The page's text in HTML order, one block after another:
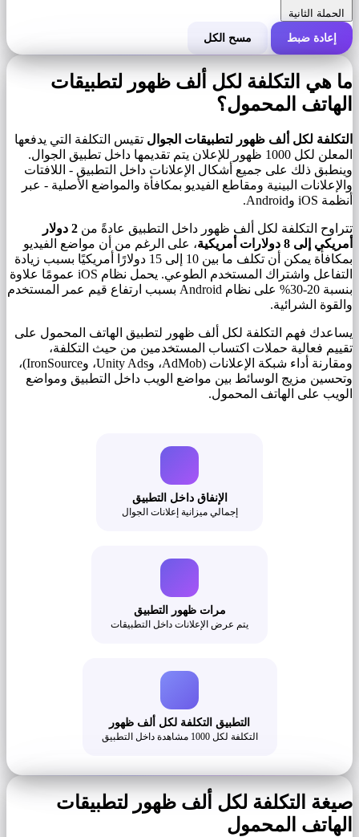
الحملة الثانية
التكلفة الإجمالية للحملة
التكلفة لكل 1000 ظهور (CPM)
عدد مرات الظهور
إعادة ضبط مسح الكل
ما هي التكلفة لكل ألف ظهور لتطبيقات
الهاتف المحمول؟
التكلفة لكل ألف ظهور لتطبيقات الجوال تقيس التكلفة التي يدفعها
المعلن لكل 1000 ظهور للإعلان يتم تقديمها داخل تطبيق الجوال.
وينطبق ذلك على جميع أشكال الإعلانات داخل التطبيق - اللافتات
والإعلانات البينية ومقاطع الفيديو بمكافأة والمواضع الأصلية - عبر
أنظمة iOS وAndroid.
تتراوح التكلفة لكل ألف ظهور داخل التطبيق عادةً من
2 دولار
أمريكي إلى 8 دولارات أمريكية
، على الرغم من أن مواضع الفيديو
بمكافأة يمكن أن تكلف ما بين 10 إلى 15 دولارًا أمريكيًا بسبب زيادة
التفاعل واشتراك المستخدم الطوعي. يحمل نظام iOS عمومًا علاوة
بنسبة 20-30% على نظام Android بسبب ارتفاع قيم عمر المستخدم
والقوة الشرائية.
يساعدك فهم التكلفة لكل ألف ظهور لتطبيق الهاتف المحمول على
تقييم فعالية حملات اكتساب المستخدمين من حيث التكلفة،
ومقارنة أداء شبكة الإعلانات (AdMob، وUnity Ads، وIronSource)،
وتحسين مزيج الوسائط بين مواضع الويب داخل التطبيق ومواضع
الويب على الهاتف المحمول.
الإنفاق داخل التطبيق
إجمالي ميزانية إعلانات الجوال
مرات ظهور التطبيق
يتم عرض الإعلانات داخل التطبيقات
التطبيق التكلفة لكل ألف ظهور
التكلفة لكل 1000 مشاهدة داخل التطبيق
صيغة التكلفة لكل ألف ظهور لتطبيقات
الهاتف المحمول